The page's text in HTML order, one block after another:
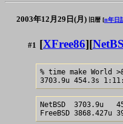
2003年12月29日(月) 旧暦 [n年日
#1 [XFree86][
% time make World
NetBSD  3703.9u